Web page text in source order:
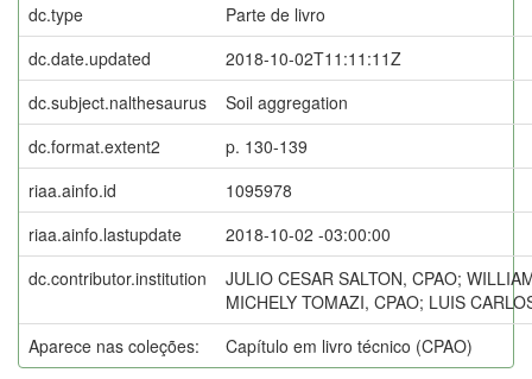
dc.type
Parte de livro
dc.date.updated
2018-10-02T11:11:11Z
dc.subject.nalthesaurus
Soil aggregation
dc.format.extent2
p. 130-139
riaa.ainfo.id
1095978
riaa.ainfo.lastupdate
2018-10-02 -03:00:00
dc.contributor.institution
JULIO CESAR SALTON, CPAO;
MICHELY TOMAZI, CPAO; LUIS
Aparece nas coleções:
Capítulo em livro técnico (CPAO)